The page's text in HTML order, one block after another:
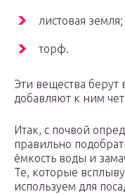
листовая земля;
торф.
Эти вещества берут
добавляют к ним
Итак, с почвой
правильно
ёмкость воды и
Те, которые
используем для